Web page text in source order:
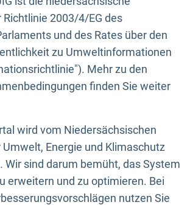
2003/4/EG des
und des Rates über den
zu Umweltinformationen
Mehr zu den
finden Sie weiter
wird vom Niedersächsischen
Energie und Klimaschutz
Wir sind darum bemüht, das System
erweitern und zu optimieren. Bei
nutzen Sie